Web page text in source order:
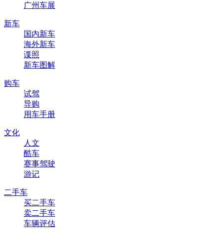
广州车展
新车
国内新车
海外新车
谍照
新车图解
购车
试驾
导购
用车手册
文化
人文
酷车
赛事驾驶
游记
二手车
买二手车
卖二手车
车辆评估